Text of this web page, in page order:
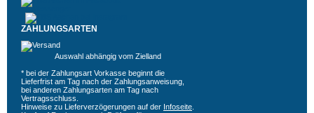
ZAHLUNGSARTEN
Auswahl abhängig vom Zielland
* bei der Zahlungsart Vorkasse beginnt die
Lieferfrist am Tag nach der Zahlungsanweisung,
bei anderen Zahlungsarten am Tag nach
Vertragsschluss.
Hinweise zu Lieferverzögerungen auf der Infoseite